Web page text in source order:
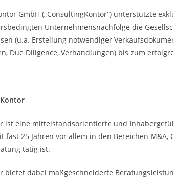
GmbH („ConsultingKontor“) unterstützte
Unternehmensnachfolge die
(u.a. Erstellung notwendiger
Due Diligence, Verhandlungen) bis zum
ist eine mittelstandsorientierte und
fast 25 Jahren vor allem in den Bereichen M&A,
tätig ist.
bietet dabei maßgeschneiderte